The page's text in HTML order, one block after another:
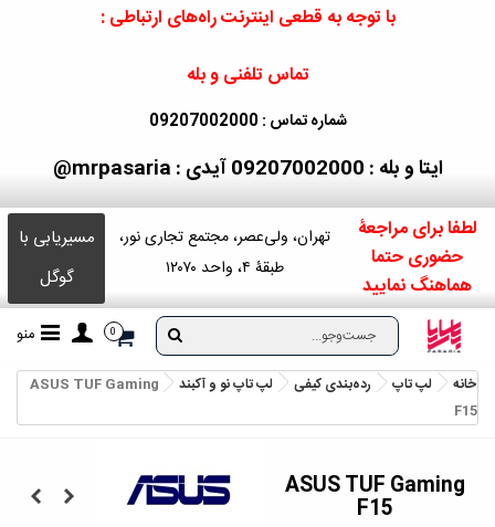
با توجه به قطعی اینترنت راه‌های ارتباطی :
تماس تلفنی و بله
شماره تماس : 09207002000
ایتا و بله : 09207002000 آیدی : mrpasaria@
لطفا برای مراجعۀ
حضوری حتما
هماهنگ نمایید
تهران، ولی‌عصر، مجتمع تجاری نور،
طبقۀ ۴، واحد ۱۲۰۷۰
مسیریابی با
گوگل
0 منو
خانه لپ تاپ رده‌بندی کیفی لپ‌ تاپ نو و آکبند
ASUS TUF Gaming
F15
ASUS TUF Gaming
F15